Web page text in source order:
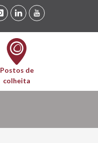
Postos de
colheita